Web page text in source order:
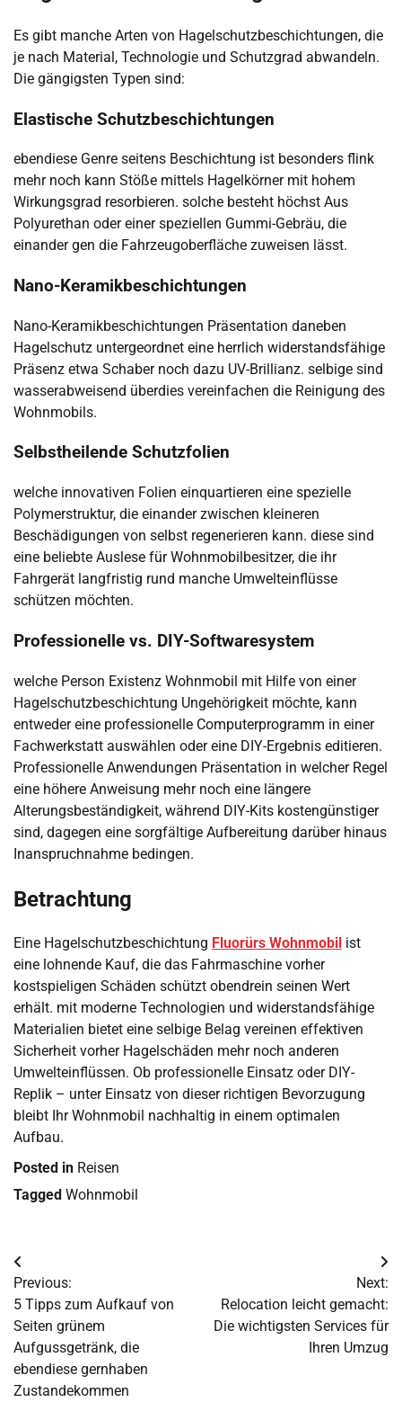
Es gibt manche Arten von Hagelschutzbeschichtungen, die
je nach Material, Technologie und Schutzgrad abwandeln.
Die gängigsten Typen sind:
Elastische Schutzbeschichtungen
ebendiese Genre seitens Beschichtung ist besonders flink
mehr noch kann Stöße mittels Hagelkörner mit hohem
Wirkungsgrad resorbieren. solche besteht höchst Aus
Polyurethan oder einer speziellen Gummi-Gebräu, die
einander gen die Fahrzeugoberfläche zuweisen lässt.
Nano-Keramikbeschichtungen
Nano-Keramikbeschichtungen Präsentation daneben
Hagelschutz untergeordnet eine herrlich widerstandsfähige
Präsenz etwa Schaber noch dazu UV-Brillianz. selbige sind
wasserabweisend überdies vereinfachen die Reinigung des
Wohnmobils.
Selbstheilende Schutzfolien
welche innovativen Folien einquartieren eine spezielle
Polymerstruktur, die einander zwischen kleineren
Beschädigungen von selbst regenerieren kann. diese sind
eine beliebte Auslese für Wohnmobilbesitzer, die ihr
Fahrgerät langfristig rund manche Umwelteinflüsse
schützen möchten.
Professionelle vs. DIY-Softwaresystem
welche Person Existenz Wohnmobil mit Hilfe von einer
Hagelschutzbeschichtung Ungehörigkeit möchte, kann
entweder eine professionelle Computerprogramm in einer
Fachwerkstatt auswählen oder eine DIY-Ergebnis editieren.
Professionelle Anwendungen Präsentation in welcher Regel
eine höhere Anweisung mehr noch eine längere
Alterungsbeständigkeit, während DIY-Kits kostengünstiger
sind, dagegen eine sorgfältige Aufbereitung darüber hinaus
Inanspruchnahme bedingen.
Betrachtung
Eine Hagelschutzbeschichtung Fluorürs Wohnmobil ist
eine lohnende Kauf, die das Fahrmaschine vorher
kostspieligen Schäden schützt obendrein seinen Wert
erhält. mit moderne Technologien und widerstandsfähige
Materialien bietet eine selbige Belag vereinen effektiven
Sicherheit vorher Hagelschäden mehr noch anderen
Umwelteinflüssen. Ob professionelle Einsatz oder DIY-
Replik – unter Einsatz von dieser richtigen Bevorzugung
bleibt Ihr Wohnmobil nachhaltig in einem optimalen
Aufbau.
Posted in Reisen
Tagged Wohnmobil
Post
navigation
Previous:
5 Tipps zum Aufkauf von
Seiten grünem
Aufgussgetränk, die
ebendiese gernhaben
Zustandekommen
Next:
Relocation leicht gemacht:
Die wichtigsten Services für
Ihren Umzug